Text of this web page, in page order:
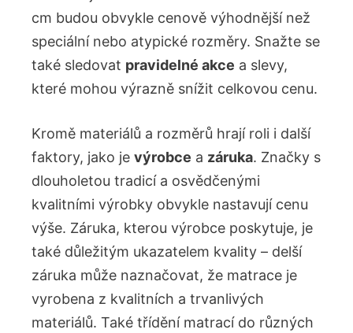
cm budou obvykle cenově výhodnější než
speciální nebo atypické rozměry. Snažte se
také sledovat pravidelné akce a slevy,
které mohou výrazně snížit celkovou cenu.
Kromě materiálů a rozměrů hrají roli i další
faktory, jako je výrobce a záruka. Značky s
dlouholetou tradicí a osvědčenými
kvalitními výrobky obvykle nastavují cenu
výše. Záruka, kterou výrobce poskytuje, je
také důležitým ukazatelem kvality – delší
záruka může naznačovat, že matrace je
vyrobena z kvalitních a trvanlivých
materiálů. Také třídění matrací do různých